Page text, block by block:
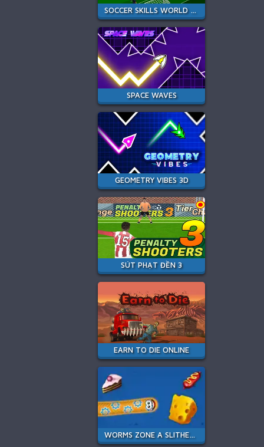
SOCCER SKILLS WORLD CUP
SPACE WAVES
GEOMETRY VIBES 3D
SÚT PHẠT ĐỀN 3
EARN TO DIE ONLINE
WORMS ZONE A SLITHERY SNAKE